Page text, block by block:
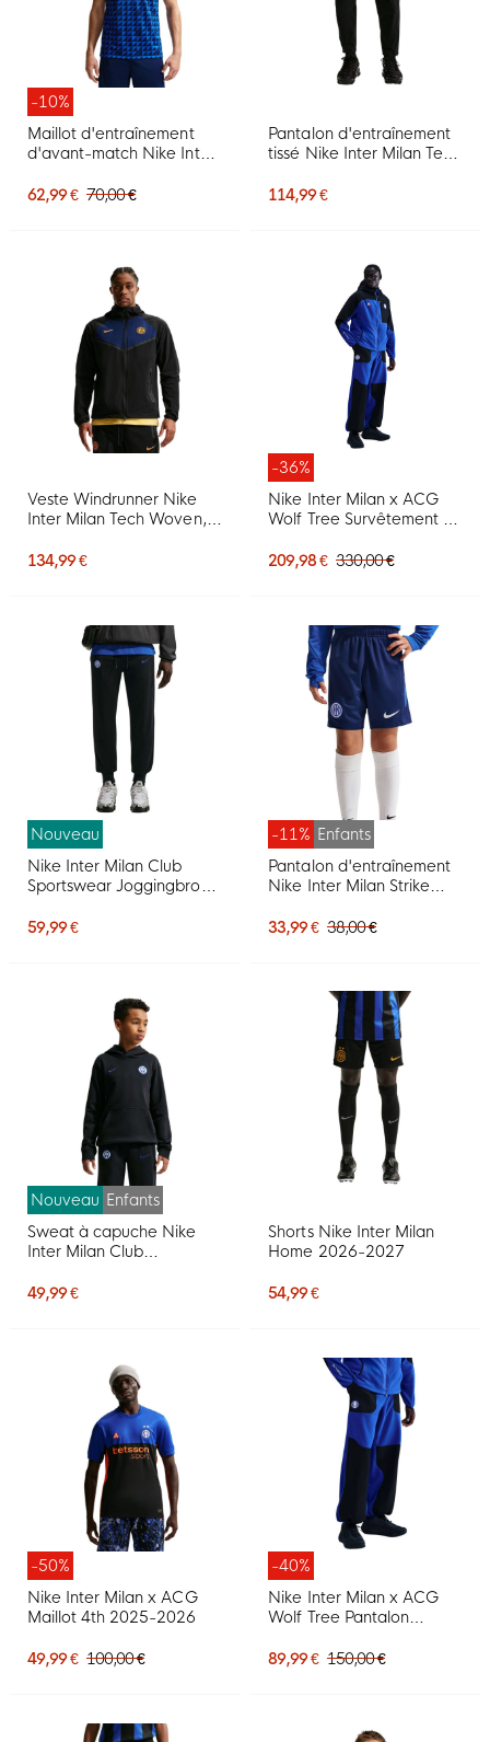
-10%
Maillot d'entraînement
d'avant-match Nike Inter
foncé doré
62,99 € 70,00 €
Pantalon d'entraînement
tissé Nike Inter Milan Tech
jaune
114,99 €
Veste Windrunner Nike
Inter Milan Tech Woven,
134,99 €
-36%
Nike Inter Milan x ACG
Wolf Tree Survêtement à
Bleu Foncé Noir Orange
209,98 € 330,00 €
Nouveau
Nike Inter Milan Club
Sportswear Joggingbroek
59,99 €
-11% Enfants
Pantalon d'entraînement
Nike Inter Milan Strike
bleu foncé et blanc
33,99 € 38,00 €
Nouveau Enfants
Sweat à capuche Nike
Inter Milan Club
pour Enfants, noir et bleu
49,99 €
Shorts Nike Inter Milan
Home 2026-2027
54,99 €
-50%
Nike Inter Milan x ACG
Maillot 4th 2025-2026
49,99 € 100,00 €
-40%
Nike Inter Milan x ACG
Wolf Tree Pantalon
2026 Bleu Foncé Noir
89,99 € 150,00 €